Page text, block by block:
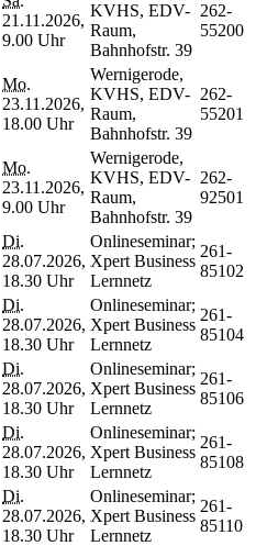
21.11.2026,
9.00 Uhr
KVHS, EDV-
Raum,
Bahnhofstr. 39
262-
55200
Mo.
23.11.2026,
18.00 Uhr
Wernigerode,
KVHS, EDV-
Raum,
Bahnhofstr. 39
262-
55201
Mo.
23.11.2026,
9.00 Uhr
Wernigerode,
KVHS, EDV-
Raum,
Bahnhofstr. 39
262-
92501
Di.
28.07.2026,
18.30 Uhr
Onlineseminar;
Xpert Business
Lernnetz
261-
85102
Di.
28.07.2026,
18.30 Uhr
Onlineseminar;
Xpert Business
Lernnetz
261-
85104
Di.
28.07.2026,
18.30 Uhr
Onlineseminar;
Xpert Business
Lernnetz
261-
85106
Di.
28.07.2026,
18.30 Uhr
Onlineseminar;
Xpert Business
Lernnetz
261-
85108
Di.
28.07.2026,
18.30 Uhr
Onlineseminar;
Xpert Business
Lernnetz
261-
85110